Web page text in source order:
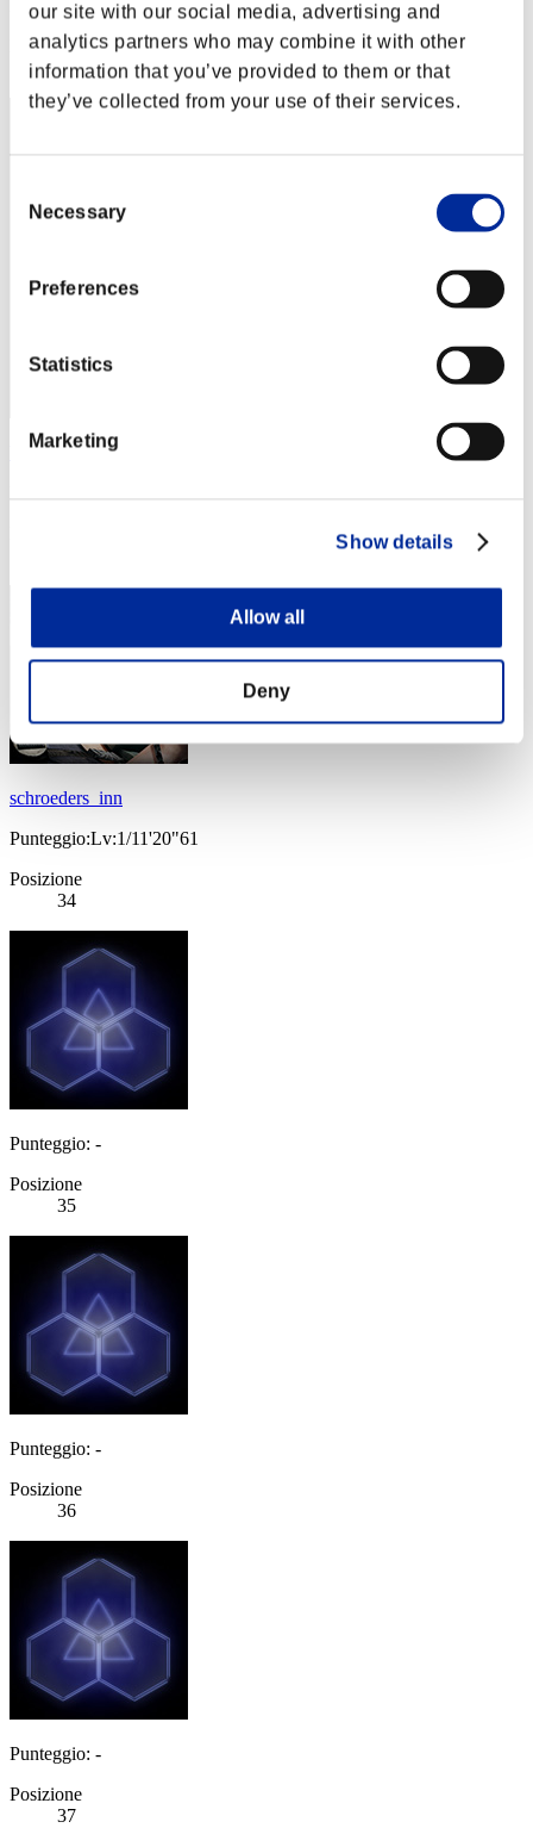
our site with our social media, advertising and
analytics partners who may combine it with other
information that you’ve provided to them or that
they’ve collected from your use of their services.
Selection
Necessary
Preferences
Statistics
Marketing
Show details
Allow all
Deny
Punteggio: -
Posizione
32
Wo0kie538
schroeders_inn
Punteggio:Lv:1/11'20"61
Posizione
34
Punteggio: -
Posizione
35
Punteggio: -
Posizione
36
Punteggio: -
Posizione
37